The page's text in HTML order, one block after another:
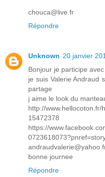
chouca@live.fr
Répondre
Unknown 20 janvier
Bonjour je participe
je suis Valerie Andraud
partage
j aime le look du
http://
15472378
https://
bonne journee
Répondre